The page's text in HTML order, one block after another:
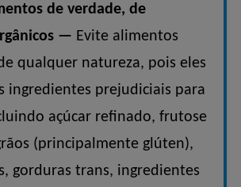
de verdade, de
— Evite alimentos
qualquer natureza, pois eles
ingredientes prejudiciais para
açúcar refinado, frutose
(principalmente glúten),
gorduras trans, ingredientes